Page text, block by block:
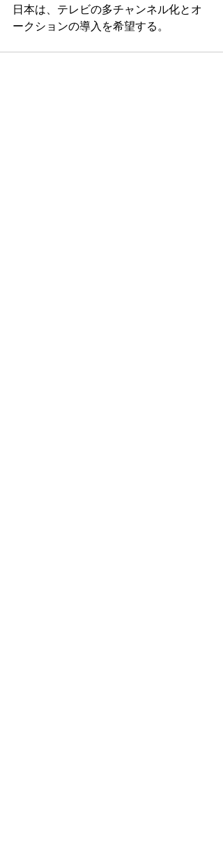
日本は、テレビの多チャンネル化とオ
ークションの導入を希望する。